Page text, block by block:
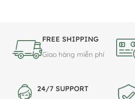
FREE SHIPPING
Giao hàng miễn phí
24/7 SUPPORT